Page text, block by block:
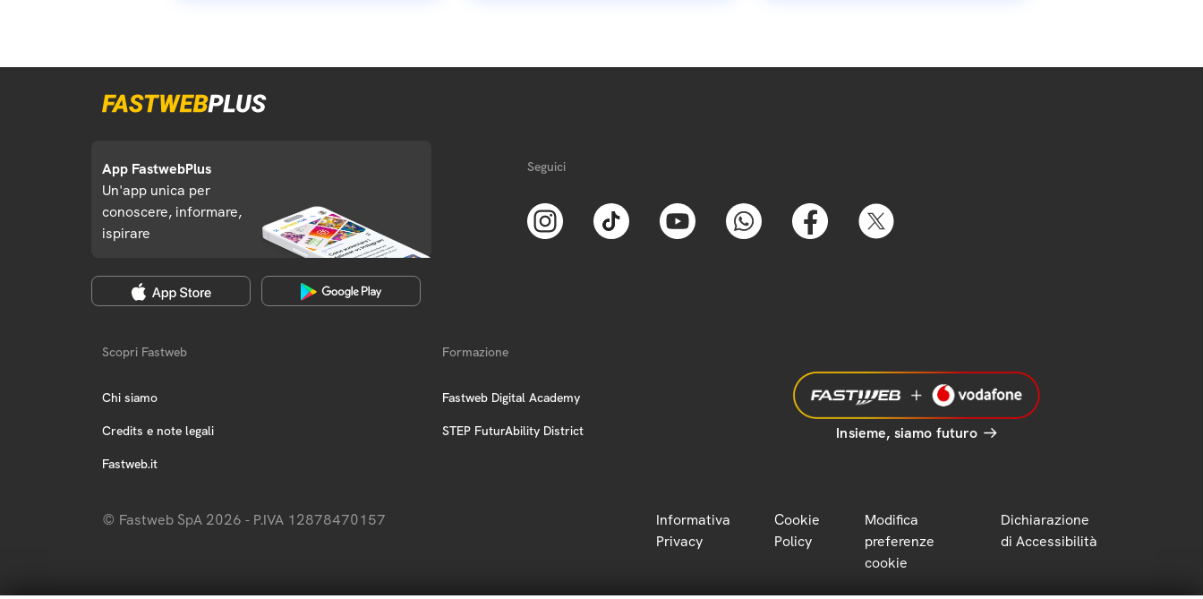
App FastwebPlus
Un'app unica per
conoscere, informare,
ispirare
Seguici
Scopri Fastweb
Chi siamo
Credits e note legali
Fastweb.it
Formazione
Fastweb Digital Academy
STEP FuturAbility District Insieme, siamo futuro
© Fastweb SpA 2026 - P.IVA 12878470157
Informativa
Privacy
Cookie
Policy
Modifica
preferenze
cookie
Dichiarazione
di Accessibilità